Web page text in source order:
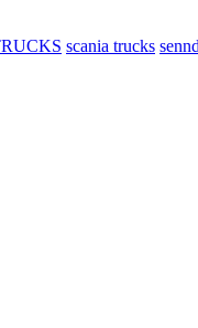
scania trucks